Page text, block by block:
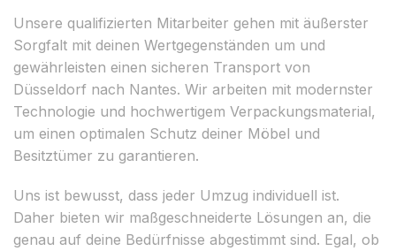
Unsere qualifizierten Mitarbeiter gehen mit äußerster
Sorgfalt mit deinen Wertgegenständen um und
gewährleisten einen sicheren Transport von
Düsseldorf nach Nantes. Wir arbeiten mit modernster
Technologie und hochwertigem Verpackungsmaterial,
um einen optimalen Schutz deiner Möbel und
Besitztümer zu garantieren.
Uns ist bewusst, dass jeder Umzug individuell ist.
Daher bieten wir maßgeschneiderte Lösungen an, die
genau auf deine Bedürfnisse abgestimmt sind. Egal, ob